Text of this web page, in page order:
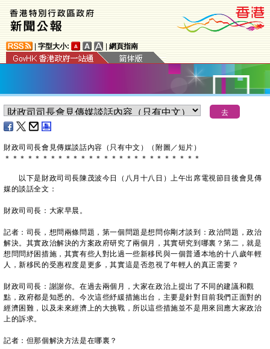
字型大小: 網頁指南
財政司司長會見傳媒談話內容（只有中文）（附圖／短片）
＊ ＊ ＊ ＊ ＊ ＊ ＊ ＊ ＊ ＊ ＊ ＊ ＊ ＊ ＊ ＊ ＊ ＊ ＊ ＊ ＊ ＊ ＊ ＊ ＊ ＊
以下是財政司司長陳茂波今日（八月十八日）上午出席電視節目後會見傳
媒的談話全文：
財政司司長：大家早晨。
記者：司長，想問兩條問題，第一個問題是想問你剛才談到：政治問題，政治
解決。其實政治解決的方案政府研究了兩個月，其實研究到哪裏？第二，就是
想問問紓困措施，其實有些人對比過一些新移民與一個普通本地的十八歲年輕
人，新移民的受惠程度是更多，其實這是否忽視了年輕人的真正需要？
財政司司長：謝謝你。在過去兩個月，大家在政治上提出了不同的建議和觀
點，政府都是知悉的。今次這些紓緩措施出台，主要是針對目前我們正面對的
經濟困難，以及未來經濟上的大挑戰，所以這些措施並不是用來回應大家政治
上的訴求。
記者：但那個解決方法是在哪裏？